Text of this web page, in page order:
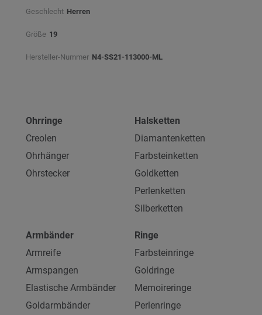
Geschlecht Herren
Größe 19
Hersteller-Nummer N4-SS21-113000-ML
Ohrringe
Creolen
Ohrhänger
Ohrstecker
Halsketten
Diamantenketten
Farbsteinketten
Goldketten
Perlenketten
Silberketten
Armbänder
Armreife
Armspangen
Elastische Armbänder
Goldarmbänder
Ringe
Farbsteinringe
Goldringe
Memoireringe
Perlenringe